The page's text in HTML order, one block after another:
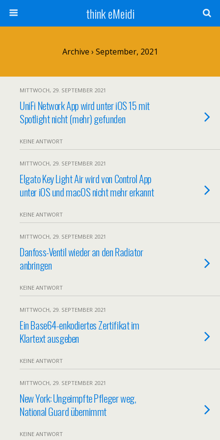
think eMeidi
Archive › September, 2021
MITTWOCH, 29. SEPTEMBER 2021
UniFi Network App wird unter iOS 15 mit
Spotlight nicht (mehr) gefunden
KEINE ANTWORT
MITTWOCH, 29. SEPTEMBER 2021
Elgato Key Light Air wird von Control App
unter iOS und macOS nicht mehr erkannt
KEINE ANTWORT
MITTWOCH, 29. SEPTEMBER 2021
Danfoss-Ventil wieder an den Radiator
anbringen
KEINE ANTWORT
MITTWOCH, 29. SEPTEMBER 2021
Ein Base64-enkodiertes Zertifikat im
Klartext ausgeben
KEINE ANTWORT
MITTWOCH, 29. SEPTEMBER 2021
New York: Ungeimpfte Pfleger weg,
National Guard übernimmt
KEINE ANTWORT